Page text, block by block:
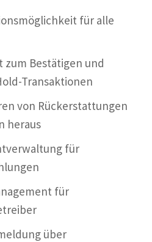
für alle
zum Bestätigen und
Transaktionen
von Rückerstattungen
heraus
für
für
über